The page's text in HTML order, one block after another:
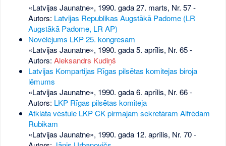
«Latvijas Jaunatne», 1990. gada 27. marts, Nr. 57-
Autors: Latvijas Republikas Augstākā Padome (LR
Augstākā Padome, LR AP)
Novēlējums LKP 25. kongresam
«Latvijas Jaunatne», 1990. gada 5. aprīlis, Nr. 65-
Autors: Aleksandrs Kudiņš
Latvijas Kompartijas Rīgas pilsētas komitejas biroja
lēmums
«Latvijas Jaunatne», 1990. gada 6. aprīlis, Nr. 66-
Autors: LKP Rīgas pilsētas komiteja
Atklāta vēstule LKP CK pirmajam sekretāram Alfrēdam
Rubikam
«Latvijas Jaunatne», 1990. gada 12. aprīlis, Nr. 70-